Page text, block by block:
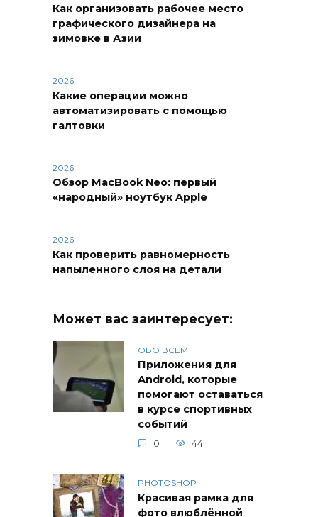
Как организовать рабочее место
графического дизайнера на
зимовке в Азии
2026
Какие операции можно
автоматизировать с помощью
галтовки
2026
Обзор MacBook Neo: первый
«народный» ноутбук Apple
2026
Как проверить равномерность
напыленного слоя на детали
Может вас заинтересует:
ОБО ВСЕМ
Приложения для
Android, которые
помогают оставаться
в курсе спортивных
событий
0 44
PHOTOSHOP
Красивая рамка для
фото влюблённой